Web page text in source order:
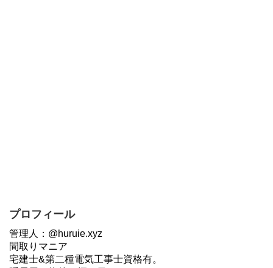
プロフィール
管理人：@huruie.xyz
間取りマニア
宅建士&第二種電気工事士資格有。